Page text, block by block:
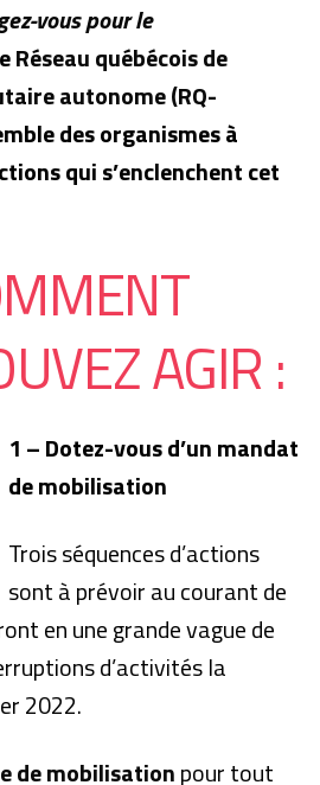
vous pour le
Réseau québécois de
autonome (RQ-
des organismes à
qui s’enclenchent cet
AGIR :
1 – Dotez-vous d’un mandat
de mobilisation
Trois séquences d’actions
sont à prévoir au courant de
en une grande vague de
d’activités la
2022.
de mobilisationpour tout